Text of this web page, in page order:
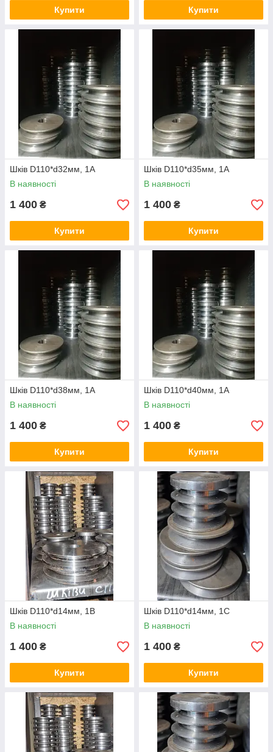
Купити Купити
Шків D110*d32мм, 1А
В наявності
1 400 ₴
Купити
Шків D110*d35мм, 1А
В наявності
1 400 ₴
Купити
Шків D110*d38мм, 1А
В наявності
1 400 ₴
Купити
Шків D110*d40мм, 1А
В наявності
1 400 ₴
Купити
Шків D110*d14мм, 1В
В наявності
1 400 ₴
Купити
Шків D110*d14мм, 1С
В наявності
1 400 ₴
Купити